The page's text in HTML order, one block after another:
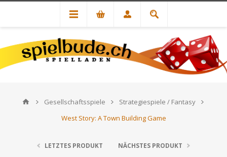
Gesellschaftsspiele
Strategiespiele / Fantasy
West Story: A Town Building Game
LETZTES PRODUKT NÄCHSTES PRODUKT